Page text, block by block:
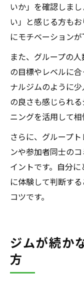
いか」を確認しま
い」と感じる方も
にモチベーションが
また、グループの
の目標やレベルに
ナルジムのように
の良さも感じられ
ニングを活用して相
さらに、グループ
ンや参加者同士の
イントです。自分
に体験して判断す
コツです。
ジムが続か
方